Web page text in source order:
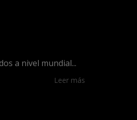
a nivel mundial...
Leer más